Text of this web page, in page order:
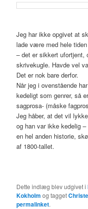
Jeg har ikke opgivet at
lade være med hele
– det er sikkert ufortjent,
skrivekugle. Havde vel
Det er nok bare derfor.
Når jeg i ovenstående
kedeligt som genrer, så
sagprosa- (måske
Jeg håber, at det vil
og han var ikke kedelig
en hel anden historie,
af 1800-tallet.
Dette indlæg blev udgivet i
Kokholm og tagget
permalinket.